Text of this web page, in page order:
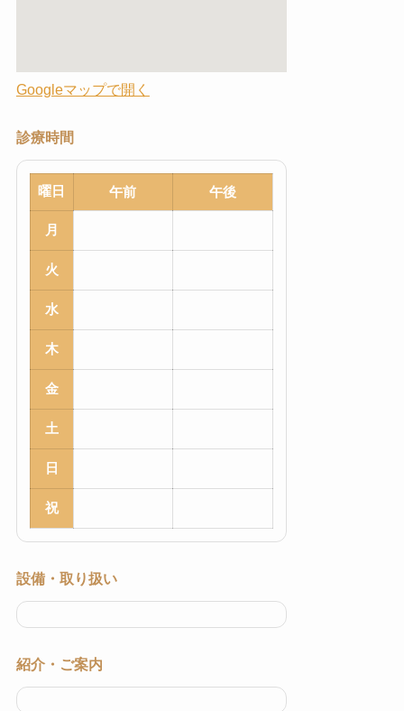
Googleマップで開く
診療時間
曜日 午前 午後
月
火
水
木
金
土
日
祝
設備・取り扱い
紹介・ご案内